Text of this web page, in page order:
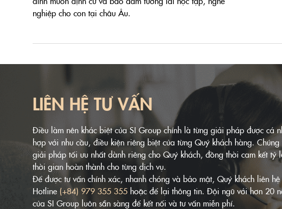
nghiệp cho con tại châu Âu.
LIÊN HỆ TƯ VẤN
Điều làm nên khác biệt của SI Group chính là từng giải pháp được cá
hợp với nhu cầu, điều kiện riêng biệt của từng Quý khách hàng.
giải pháp tối ưu nhất dành riêng cho Quý khách, đồng thời cam kết tỷ
thời gian hoàn thành cho từng dịch vụ.
Để được tư vấn chính xác, nhanh chóng và bảo mật, Quý khách liên
Hotline (+84) 979 355 355 hoặc để lại thông tin. Đội ngũ với hơn 20
của SI Group luôn sẵn sàng để kết nối và tư vấn miễn phí.